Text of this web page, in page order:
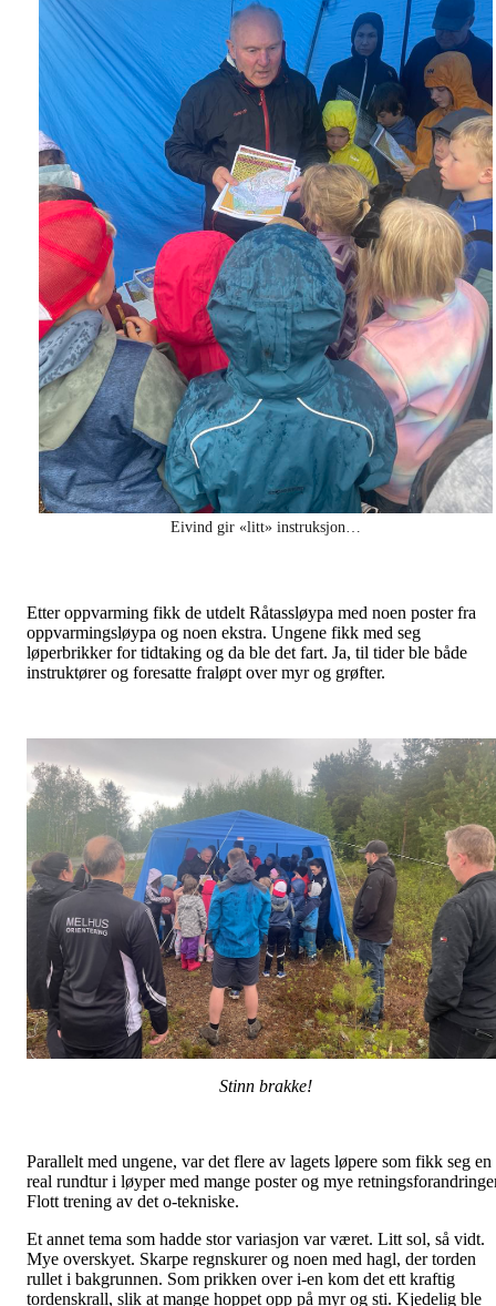
Eivind gir «litt» instruksjon…
Etter oppvarming fikk de utdelt Råtassløypa med noen poster fra
oppvarmingsløypa og noen ekstra. Ungene fikk med seg
løperbrikker for tidtaking og da ble det fart. Ja, til tider ble både
instruktører og foresatte fraløpt over myr og grøfter.
Stinn brakke!
Parallelt med ungene, var det flere av lagets løpere som fikk seg en
real rundtur i løyper med mange poster og mye
Flott trening av det o-tekniske.
Et annet tema som hadde stor variasjon var været. Litt sol, så vidt.
Mye overskyet. Skarpe regnskurer og noen med hagl, der torden
rullet i bakgrunnen. Som prikken over i-en kom det ett kraftig
tordenskrall, slik at mange hoppet opp på myr og sti. Kjedelig ble